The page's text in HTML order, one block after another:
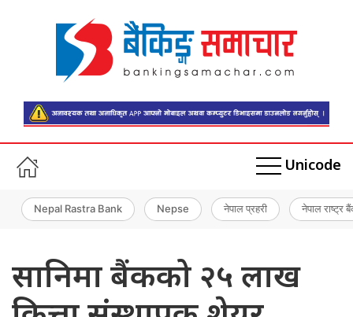
Unicode
Nepal Rastra Bank Nepse नेपाल प्रहरी नेपाल राष्ट्र
सानिमा बैंकको २५ लाख